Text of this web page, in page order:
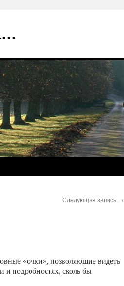
Следующая запись →
«очки», позволяющие видеть
и подробностях, сколь бы